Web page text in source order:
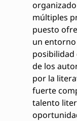
múltiples
puesto
un
de los
por la
fuerte
talento